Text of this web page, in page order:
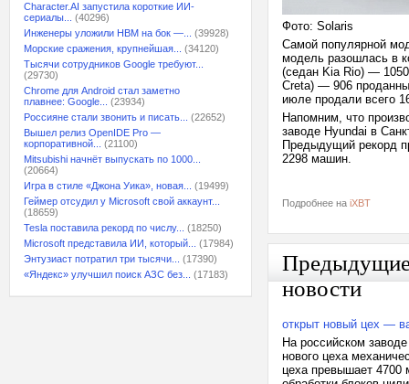
Character.AI запустила короткие ИИ-
сериалы...
(40296)
Инженеры уложили HBM на бок —...
(39928)
Морские сражения, крупнейшая...
(34120)
Тысячи сотрудников Google требуют...
(29730)
Chrome для Android стал заметно
плавнее: Google...
(23934)
Россияне стали звонить и писать...
(22652)
Вышел релиз OpenIDE Pro —
корпоративной...
(21100)
Mitsubishi начнёт выпускать по 1000...
(20664)
Игра в стиле «Джона Уика», новая...
(19499)
Геймер отсудил у Microsoft свой аккаунт...
(18659)
Tesla поставила рекорд по числу...
(18250)
Microsoft представила ИИ, который...
(17984)
Энтузиаст потратил три тысячи...
(17390)
«Яндекс» улучшил поиск АЗС без...
(17183)
Фото: Solaris
Самой популярной
модель разошлась в
(седан Kia Rio) — 1050
Creta) — 906
июле продали всего
Напомним, что
заводе Hyundai в
Предыдущий рекорд
2298 машин.
Подробнее на iXBT
новости
открыт новый цех —
На российском
нового цеха
цеха превышает 4700